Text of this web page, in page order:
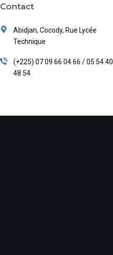
Contact
Abidjan, Cocody, Rue Lycée
Technique
(+225) 07 09 66 04 66 / 05 54 40
48 54